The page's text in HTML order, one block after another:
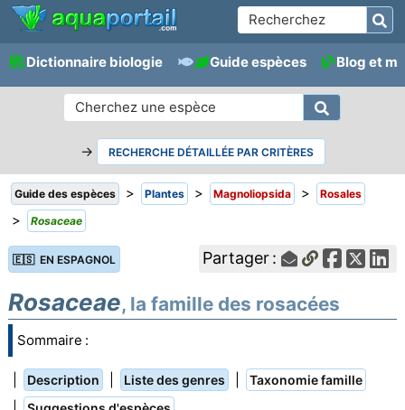
Dictionnaire biologie Guide espèces Blog et
→ RECHERCHE DÉTAILLÉE PAR CRITÈRES
Guide des espèces > Plantes > Magnoliopsida > Rosales
> Rosaceae
🇪🇸 EN ESPAGNOL Partager :
Rosaceae, la famille des rosacées
Sommaire :
Description Liste des genres Taxonomie famille